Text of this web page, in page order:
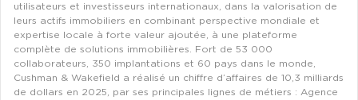
Location de Commerces
Location de Commerces à Paris
Location de Commerces à Bordeaux
Location de Commerces à Toulouse
utilisateurs et investisseurs internationaux, dans la valorisation de
leurs actifs immobiliers en combinant perspective mondiale et
expertise locale à forte valeur ajoutée, à une plateforme
complète de solutions immobilières. Fort de 53 000
collaborateurs, 350 implantations et 60 pays dans le monde,
Cushman & Wakefield a réalisé un chiffre d’affaires de 10,3 milliards
de dollars en 2025, par ses principales lignes de métiers : Agence